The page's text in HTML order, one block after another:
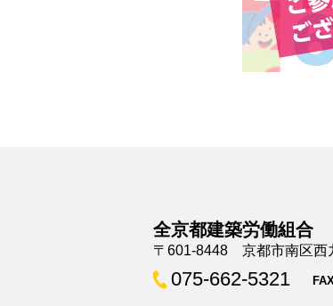
全京都建築労働組合
〒601-8448 京都市南区西
075-662-5321